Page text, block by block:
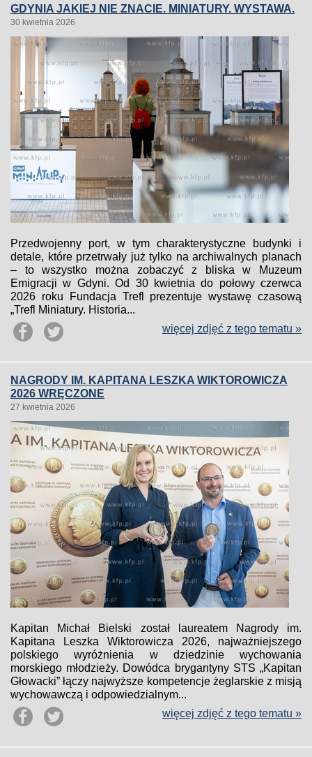
GDYNIA JAKIEJ NIE ZNACIE. MINIATURY. WYSTAWA.
30 kwietnia 2026
Przedwojenny port, w tym charakterystyczne budynki i
detale, które przetrwały już tylko na archiwalnych planach
– to wszystko można zobaczyć z bliska w Muzeum
Emigracji w Gdyni. Od 30 kwietnia do połowy czerwca
2026 roku Fundacja Trefl prezentuje wystawę czasową
„Trefl Miniatury. Historia...
więcej zdjęć z tego tematu »
NAGRODY IM. KAPITANA LESZKA WIKTOROWICZA
2026 WRĘCZONE
27 kwietnia 2026
Kapitan Michał Bielski został laureatem Nagrody im.
Kapitana Leszka Wiktorowicza 2026, najważniejszego
polskiego wyróżnienia w dziedzinie wychowania
morskiego młodzieży. Dowódca brygantyny STS „Kapitan
Głowacki” łączy najwyższe kompetencje żeglarskie z misją
wychowawczą i odpowiedzialnym...
więcej zdjęć z tego tematu »